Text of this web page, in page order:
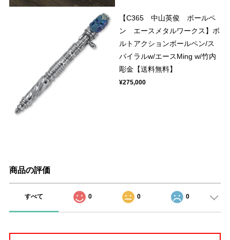
【C365 中山英俊 ボールペ
ン エースメタルワークス】ボ
ルトアクションボールペン/ス
パイラルw/エースMing w/竹内
彫金【送料無料】
¥275,000
商品の評価
すべて 0 0 0